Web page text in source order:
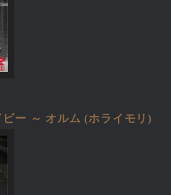
ー ～ オルム (ホライモリ)